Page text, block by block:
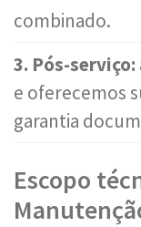
combinado.
3. Pós-serviço:
e oferecemos
garantia
Escopo